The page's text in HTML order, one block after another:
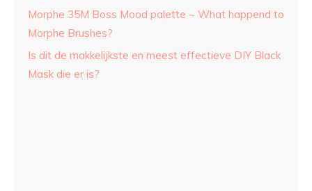
Morphe 35M Boss Mood palette ~ What happend to
Morphe Brushes?
Is dit de makkelijkste en meest effectieve DIY Black
Mask die er is?